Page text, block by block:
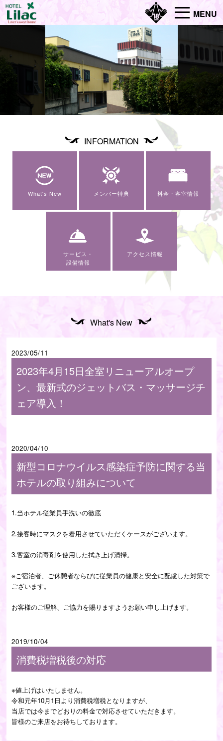
MENU
INFORMATION
What's New メンバー特典 料金・客室情報
サービス・
設備情報
アクセス情報
What's New
2023/05/11
2023年4月15日全室リニューアルオープ
ン、最新式のジェットバス・マッサージチ
ェア導入！
2020/04/10
新型コロナウイルス感染症予防に関する当
ホテルの取り組みについて
1.当ホテル従業員手洗いの徹底
2.接客時にマスクを着用させていただくケースがございます。
3.客室の消毒剤を使用した拭き上げ清掃。
※ご宿泊者、ご休憩者ならびに従業員の健康と安全に配慮した対策で
ございます。
お客様のご理解、ご協力を賜りますようお願い申し上げます。
2019/10/04
消費税増税後の対応
※値上げはいたしません。
令和元年10月1日より消費税増税となりますが、
当店では今までどおりの料金で対応させていただきます。
皆様のご来店をお待ちしております。